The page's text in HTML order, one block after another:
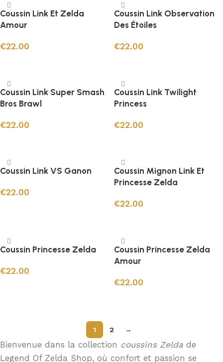
Coussin Link Et Zelda
Amour
€22.00
Coussin Link Observation
Des Étoiles
€22.00
Coussin Link Super Smash
Bros Brawl
€22.00
Coussin Link Twilight
Princess
€22.00
Coussin Link VS Ganon
€22.00
Coussin Mignon Link Et
Princesse Zelda
€22.00
Coussin Princesse Zelda
€22.00
Coussin Princesse Zelda
Amour
€22.00
1 2 →
Bienvenue dans la collection coussins Zelda de
Legend Of Zelda Shop, où confort et passion se